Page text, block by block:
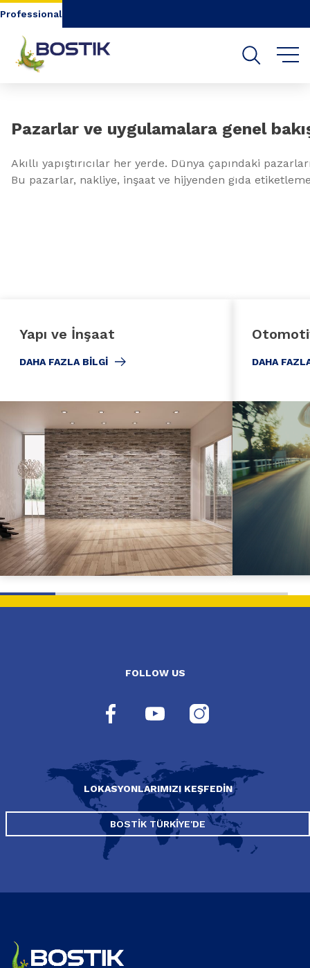
Go to content
Professional
Pazarlar ve uygulamalara genel
Akıllı yapıştırıcılar her yerde. Dünya çapındaki
Bu pazarlar, nakliye, inşaat ve hijyenden gıda
Yapı ve İnşaat
DAHA FAZLA BILGI DAHA
FOLLOW US
LOKASYONLARIMIZI KEŞFEDIN
BOSTIK TÜRKIYE'DE